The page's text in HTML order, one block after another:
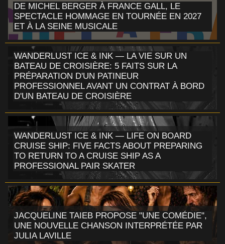
DE MICHEL BERGER À FRANCE GALL, LE
SPECTACLE HOMMAGE EN TOURNÉE EN 2027
ET À LA SEINE MUSICALE
WANDERLUST ICE & INK — LA VIE SUR UN
BATEAU DE CROISIÈRE: 5 FAITS SUR LA
PRÉPARATION D'UN PATINEUR
PROFESSIONNEL AVANT UN CONTRAT À BORD
D'UN BATEAU DE CROISIÈRE
WANDERLUST ICE & INK — LIFE ON BOARD
CRUISE SHIP: FIVE FACTS ABOUT PREPARING
TO RETURN TO A CRUISE SHIP AS A
PROFESSIONAL PAIR SKATER
JACQUELINE TAIEB PROPOSE "UNE COMÉDIE",
UNE NOUVELLE CHANSON INTERPRÉTÉE PAR
JULIA LAVILLE